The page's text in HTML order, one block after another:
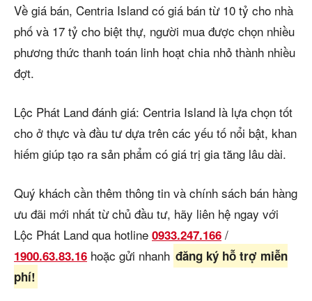
Về giá bán, Centria Island có giá bán từ 10 tỷ cho nhà
phố và 17 tỷ cho biệt thự, người mua được chọn nhiều
phương thức thanh toán linh hoạt chia nhỏ thành nhiều
đợt.
Lộc Phát Land đánh giá: Centria Island là lựa chọn tốt
cho ở thực và đầu tư dựa trên các yếu tố nổi bật, khan
hiếm giúp tạo ra sản phẩm có giá trị gia tăng lâu dài.
Quý khách cần thêm thông tin và chính sách bán hàng
ưu đãi mới nhất từ chủ đầu tư, hãy liên hệ ngay với
Lộc Phát Land qua hotline 0933.247.166 /
1900.63.83.16 hoặc gửi nhanh đăng ký hỗ trợ miễn
phí!